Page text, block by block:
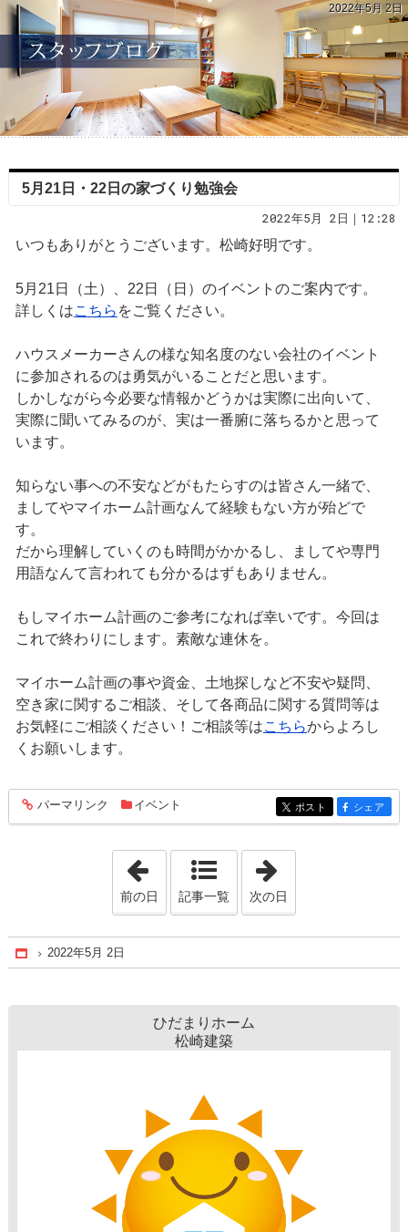
2022年5月 2日
5月21日・22日の家づくり勉強会
2022年5月 2日｜12:28
いつもありがとうございます。松崎好明です。
5月21日（土）、22日（日）のイベントのご案内です。
詳しくはこちら をご覧ください。
ハウスメーカーさんの様な知名度のない会社のイベント
に参加されるのは勇気がいることだと思います。
しかしながら今必要な情報かどうかは実際に出向いて、
実際に聞いてみるのが、実は一番腑に落ちるかと思って
います。
知らない事への不安などがもたらすのは皆さん一緒で、
ましてやマイホーム計画なんて経験もない方が殆どで
す。
だから理解していくのも時間がかかるし、ましてや専門
用語なんて言われても分かるはずもありません。
もしマイホーム計画のご参考になれば幸いです。今回は
これで終わりにします。素敵な連休を。
マイホーム計画の事や資金、土地探しなど不安や疑問、
空き家に関するご相談、そして各商品に関する質問等は
お気軽にご相談ください！ご相談等はこちらからよろし
くお願いします。
entry1174
パーマリンク イベント entry1174
ポスト entry1174
シェア
「2022年4月30日」
前の日 記事一覧 次の日
Home
2022年5月 2日
ひだまりホーム
松崎建築